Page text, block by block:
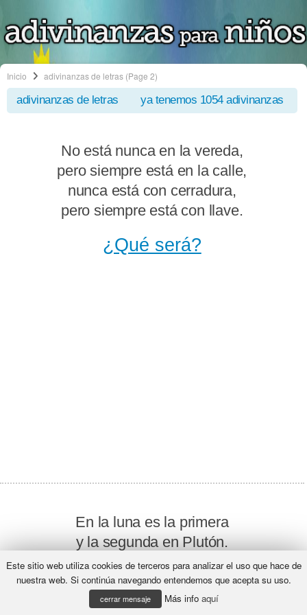
Inicio adivinanzas de letras (Page 2)
ya tenemos 1054 adivinanzas
adivinanzas de letras
No está nunca en la vereda,
pero siempre está en la calle,
nunca está con cerradura,
pero siempre está con llave.
¿Qué será?
En la luna es la primera
y la segunda en Plutón.
En la Tierra no se encuentra
y es la última en el Sol.
Este sitio web utiliza cookies de terceros para analizar el uso que hace de
nuestra web. Si continúa navegando entendemos que acepta su uso.
cerrar mensaje Más info aquí